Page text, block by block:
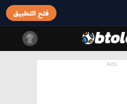
فتح التطبيق